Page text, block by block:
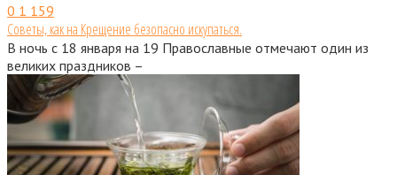
0 1 159
Советы, как на Крещение безопасно искупаться.
В ночь с 18 января на 19 Православные отмечают один из
великих праздников –